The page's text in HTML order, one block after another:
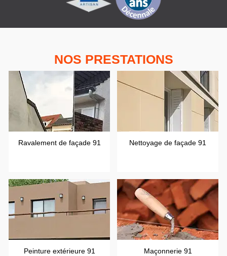
NOS PRESTATIONS
Ravalement de façade 91 Nettoyage de façade 91
Peinture extérieure 91 Maçonnerie 91